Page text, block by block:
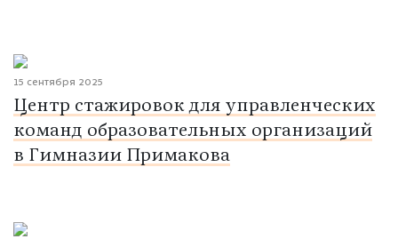
15 сентября 2025
Центр стажировок для управленческих
команд образовательных организаций
в Гимназии Примакова